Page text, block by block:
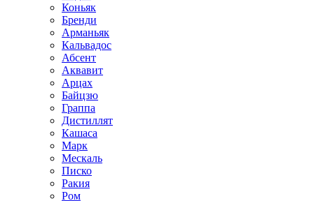
Коньяк
Бренди
Арманьяк
Кальвадос
Абсент
Аквавит
Арцах
Байцзю
Граппа
Дистиллят
Кашаса
Марк
Мескаль
Писко
Ракия
Ром